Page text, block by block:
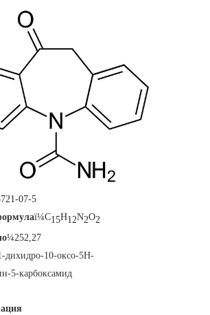
07-5
ï¼C15H12N2O2
¼252,27
дихидро-10-оксо-5Н-
5-карбоксамид